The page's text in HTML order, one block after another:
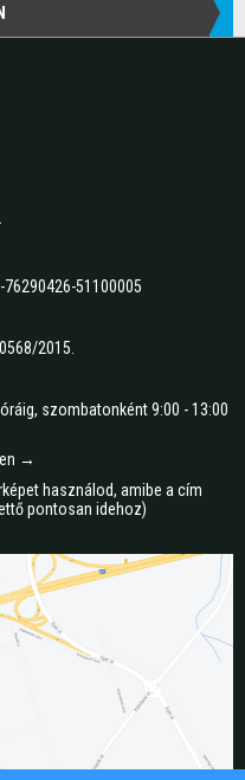
51100005
2015.
szombatonként 9:00 - 13:00
→
használod, amibe a cím
pontosan idehoz)